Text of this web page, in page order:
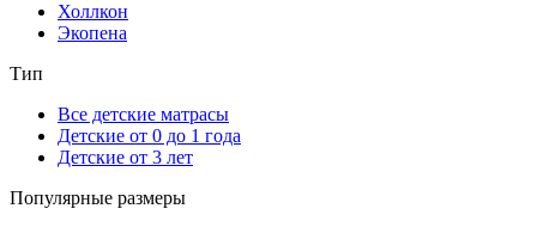
Холлкон
Экопена
Тип
Все детские матрасы
Детские от 0 до 1 года
Детские от 3 лет
Популярные размеры